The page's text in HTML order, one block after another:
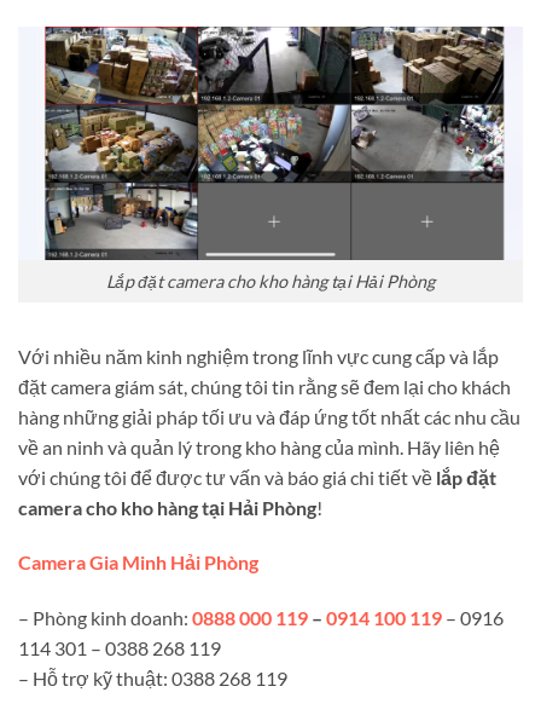
Lắp đặt camera cho kho hàng tại Hải Phòng
Với nhiều năm kinh nghiệm trong lĩnh vực cung cấp và lắp
đặt camera giám sát, chúng tôi tin rằng sẽ đem lại cho khách
hàng những giải pháp tối ưu và đáp ứng tốt nhất các nhu cầu
về an ninh và quản lý trong kho hàng của mình. Hãy liên hệ
với chúng tôi để được tư vấn và báo giá chi tiết về lắp đặt
camera cho kho hàng tại Hải Phòng!
Camera Gia Minh Hải Phòng
– Phòng kinh doanh: 0888 000 119 – 0914 100 119 – 0916
114 301 – 0388 268 119
– Hỗ trợ kỹ thuật: 0388 268 119